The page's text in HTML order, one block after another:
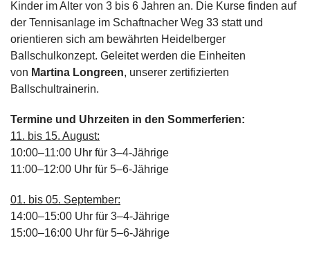
Kinder im Alter von 3 bis 6 Jahren an. Die Kurse finden auf
der Tennisanlage im Schaftnacher Weg 33 statt und
orientieren sich am bewährten Heidelberger
Ballschulkonzept. Geleitet werden die Einheiten
von Martina Longreen, unserer zertifizierten
Ballschultrainerin.
Termine und Uhrzeiten in den Sommerferien:
11. bis 15. August:
10:00–11:00 Uhr für 3–4-Jährige
11:00–12:00 Uhr für 5–6-Jährige
01. bis 05. September:
14:00–15:00 Uhr für 3–4-Jährige
15:00–16:00 Uhr für 5–6-Jährige